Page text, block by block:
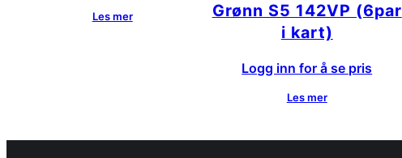
Les mer
Grønn S5 142VP (6par
i kart)
Logg inn for å se pris
Les mer